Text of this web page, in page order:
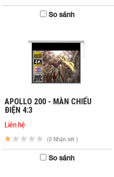
So sánh
APOLLO 200 - MÀN CHIẾU
ĐIỆN 4:3
Liên hệ
(0 Nhận xét )
So sánh